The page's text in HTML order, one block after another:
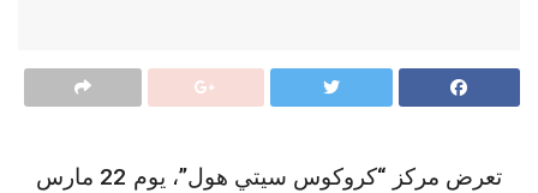
تعرض مركز “كروكوس سيتي هول”، يوم 22 مارس